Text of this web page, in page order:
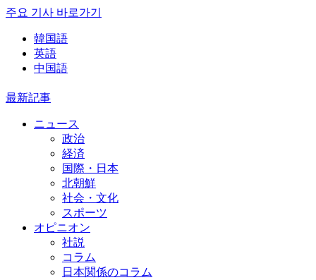
주요 기사 바로가기
韓国語
英語
中国語
最新記事
ニュース
政治
経済
国際・日本
北朝鮮
社会・文化
スポーツ
オピニオン
社説
コラム
日本関係のコラム